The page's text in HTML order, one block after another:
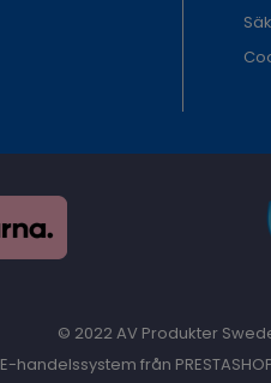
© 2022 AV Produkter
E-handelssystem från